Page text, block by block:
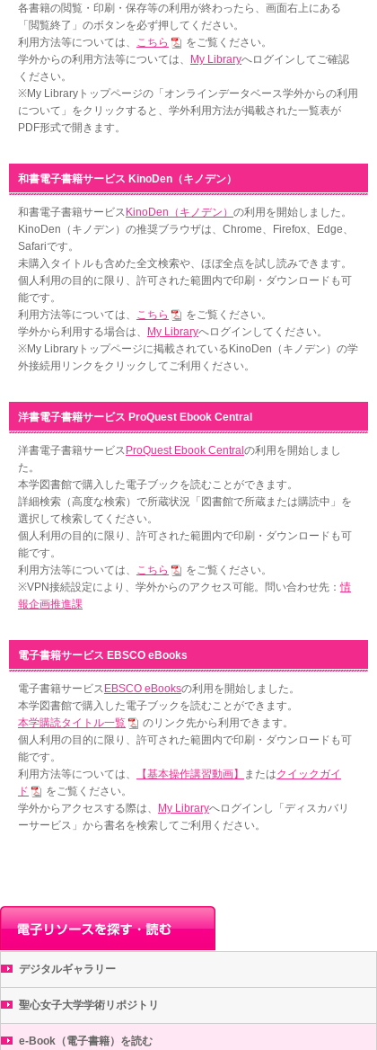
各書籍の閲覧・印刷・保存等の利用が終わったら、画面右上にある
「閲覧終了」のボタンを必ず押してください。
利用方法等については、 こちら
をご覧ください。
学外からの利用方法等については、
My Libraryへログインしてご確認
ください。
※My Libraryトップページの「オンラインデータベース学外からの利用
について」をクリックすると、学外利用方法が掲載された一覧表が
PDF形式で開きます。
和書電子書籍サービス KinoDen（キノデン）
和書電子書籍サービス KinoDen（キノデン） の利用を開始しました。
KinoDen（キノデン）の推奨ブラウザは、Chrome、Firefox、Edge、
Safariです。
未購入タイトルも含めた全文検索や、ほぼ全点を試し読みできます。
個人利用の目的に限り、許可された範囲内で印刷・ダウンロードも可
能です。
利用方法等については、 こちら
をご覧ください。
学外から利用する場合は、
My Libraryへログインしてください。
※My Libraryトップページに掲載されているKinoDen（キノデン）の学
外接続用リンクをクリックしてご利用ください。
洋書電子書籍サービス ProQuest Ebook Central
洋書電子書籍サービス ProQuest Ebook Central の利用を開始しまし
た。
本学図書館で購入した電子ブックを読むことができます。
詳細検索（高度な検索）で所蔵状況「図書館で所蔵または購読中」を
選択して検索してください。
個人利用の目的に限り、許可された範囲内で印刷・ダウンロードも可
能です。
利用方法等については、 こちら
をご覧ください。
※VPN接続設定により、学外からのアクセス可能。問い合わせ先：情
報企画推進課
電子書籍サービス EBSCO eBooks
電子書籍サービス EBSCO eBooksの利用を開始しました。
本学図書館で購入した電子ブックを読むことができます。
本学購読タイトル一覧
のリンク先から利用できます。
個人利用の目的に限り、許可された範囲内で印刷・ダウンロードも可
能です。
利用方法等については、
【基本操作講習動画】 またはクイックガイ
ド
をご覧ください。
学外からアクセスする際は、
My Libraryへログインし「ディスカバリ
ーサービス」から書名を検索してご利用ください。
デジタルギャラリー
聖心女子大学学術リポジトリ
e-Book（電子書籍）を読む